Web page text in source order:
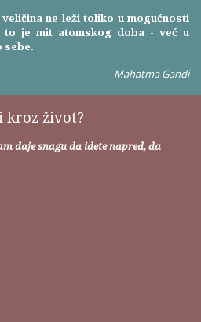
ne leži toliko u mogućnosti
je mit atomskog doba - već u
sebe.
Mahatma Gandi
kroz život?
daje snagu da idete napred, da